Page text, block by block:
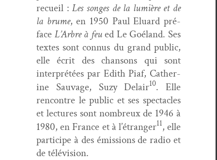
recueil : Les songes de la lumière et de
la brume, en 1950 Paul Elu­ard pré­
faceL’Arbre à feued Le Goé­land. Ses
textes sont con­nus du grand pub­lic,
elle écrit des chan­sons qui sont
inter­prétées par Edith Piaf, Cather­
ine Sauvage, Suzy Delair10. Elle
ren­con­tre le pub­lic et ses spec­ta­cles
et lec­tures sont nom­breux de 1946 à
1980, en France et à l’étranger11, elle
par­ticipe à des émis­sions de radio et
de télévision.